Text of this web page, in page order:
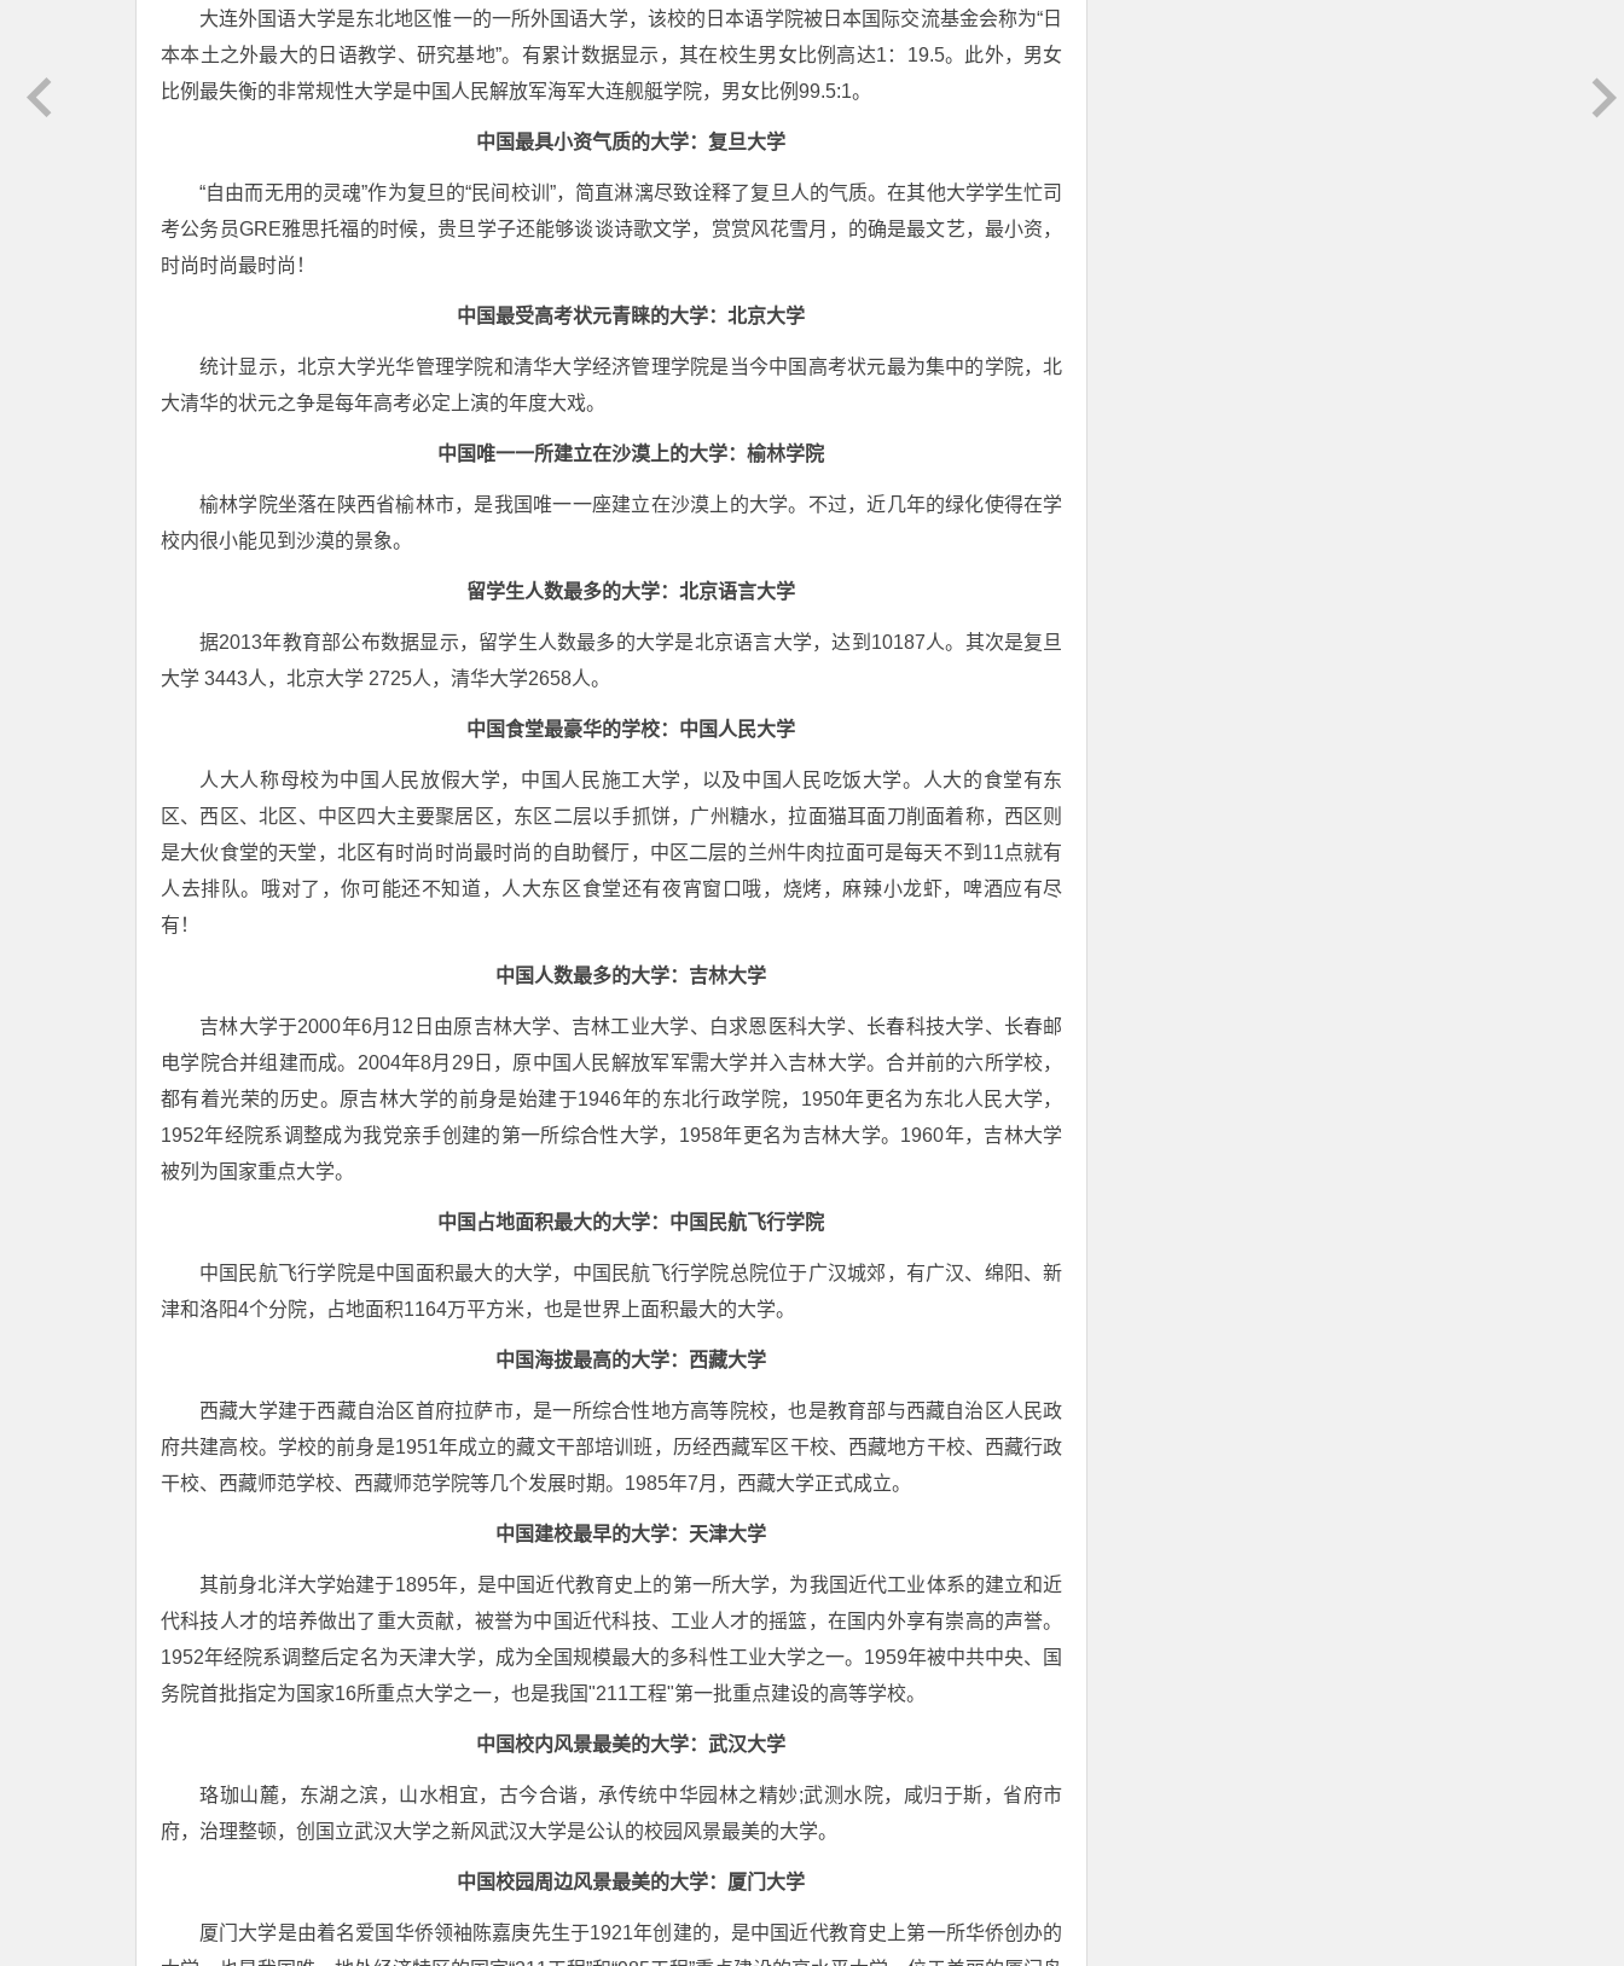
大连外国语大学是东北地区惟一的一所外国语大学，该校的日本语学院被日本国际交流基金会称为“日
本本土之外最大的日语教学、研究基地”。有累计数据显示，其在校生男女比例高达1：19.5。此外，男女
比例最失衡的非常规性大学是中国人民解放军海军大连舰艇学院，男女比例99.5:1。
中国最具小资气质的大学：复旦大学
“自由而无用的灵魂”作为复旦的“民间校训”，简直淋漓尽致诠释了复旦人的气质。在其他大学学生忙司
考公务员GRE雅思托福的时候，贵旦学子还能够谈谈诗歌文学，赏赏风花雪月，的确是最文艺，最小资，
时尚时尚最时尚！
中国最受高考状元青睐的大学：北京大学
统计显示，北京大学光华管理学院和清华大学经济管理学院是当今中国高考状元最为集中的学院，北
大清华的状元之争是每年高考必定上演的年度大戏。
中国唯一一所建立在沙漠上的大学：榆林学院
榆林学院坐落在陕西省榆林市，是我国唯一一座建立在沙漠上的大学。不过，近几年的绿化使得在学
校内很小能见到沙漠的景象。
留学生人数最多的大学：北京语言大学
据2013年教育部公布数据显示，留学生人数最多的大学是北京语言大学，达到10187人。其次是复旦
大学 3443人，北京大学 2725人，清华大学2658人。
中国食堂最豪华的学校： 中国人民大学
人大人称母校为中国人民放假大学，中国人民施工大学，以及中国人民吃饭大学。人大的食堂有东
区、西区、北区、中区四大主要聚居区，东区二层以手抓饼，广州糖水，拉面猫耳面刀削面着称，西区则
是大伙食堂的天堂，北区有时尚时尚最时尚的自助餐厅，中区二层的兰州牛肉拉面可是每天不到11点就有
人去排队。哦对了，你可能还不知道，人大东区食堂还有夜宵窗口哦，烧烤，麻辣小龙虾，啤酒应有尽
有！
中国人数最多的大学： 吉林大学
吉林大学于2000年6月12日由原吉林大学、吉林工业大学、白求恩医科大学、长春科技大学、长春邮
电学院合并组建而成。2004年8月29日，原中国人民解放军军需大学并入吉林大学。合并前的六所学校，
都有着光荣的历史。原吉林大学的前身是始建于1946年的东北行政学院，1950年更名为东北人民大学，
1952年经院系调整成为我党亲手创建的第一所综合性大学，1958年更名为吉林大学。1960年，吉林大学
被列为国家重点大学。
中国占地面积最大的大学： 中国民航飞行学院
中国民航飞行学院是中国面积最大的大学，中国民航飞行学院总院位于广汉城郊，有广汉、绵阳、新
津和洛阳4个分院，占地面积1164万平方米，也是世界上面积最大的大学。
中国海拔最高的大学： 西藏大学
西藏大学建于西藏自治区首府拉萨市，是一所综合性地方高等院校，也是教育部与西藏自治区人民政
府共建高校。学校的前身是1951年成立的藏文干部培训班，历经西藏军区干校、西藏地方干校、西藏行政
干校、西藏师范学校、西藏师范学院等几个发展时期。1985年7月，西藏大学正式成立。
中国建校最早的大学： 天津大学
其前身北洋大学始建于1895年，是中国近代教育史上的第一所大学，为我国近代工业体系的建立和近
代科技人才的培养做出了重大贡献，被誉为中国近代科技、工业人才的摇篮，在国内外享有崇高的声誉。
1952年经院系调整后定名为天津大学，成为全国规模最大的多科性工业大学之一。1959年被中共中央、国
务院首批指定为国家16所重点大学之一，也是我国"211工程"第一批重点建设的高等学校。
中国校内风景最美的大学：武汉大学
珞珈山麓，东湖之滨，山水相宜，古今合谐，承传统中华园林之精妙;武测水院，咸归于斯，省府市
府，治理整顿，创国立武汉大学之新风武汉大学是公认的校园风景最美的大学。
中国校园周边风景最美的大学： 厦门大学
厦门大学是由着名爱国华侨领袖陈嘉庚先生于1921年创建的，是中国近代教育史上第一所华侨创办的